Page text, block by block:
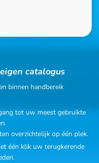
catalogus
binnen handbereik
tot uw meest gebruikte
overzichtelijk op één plek.
één klik uw terugkerende